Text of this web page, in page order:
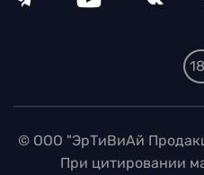
© ООО "ЭрТиВиАй
При цитировании